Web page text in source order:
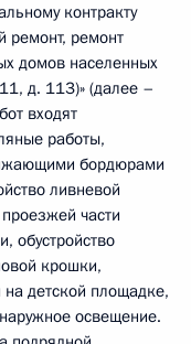
контракту
ремонт, ремонт
домов населенных
д. 113)» (далее –
входят
работы,
бордюрами
ливневой
части
обустройство
крошки,
детской площадке,
освещение.